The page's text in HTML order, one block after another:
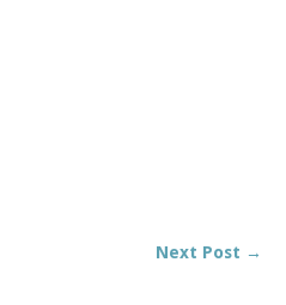
Next Post →